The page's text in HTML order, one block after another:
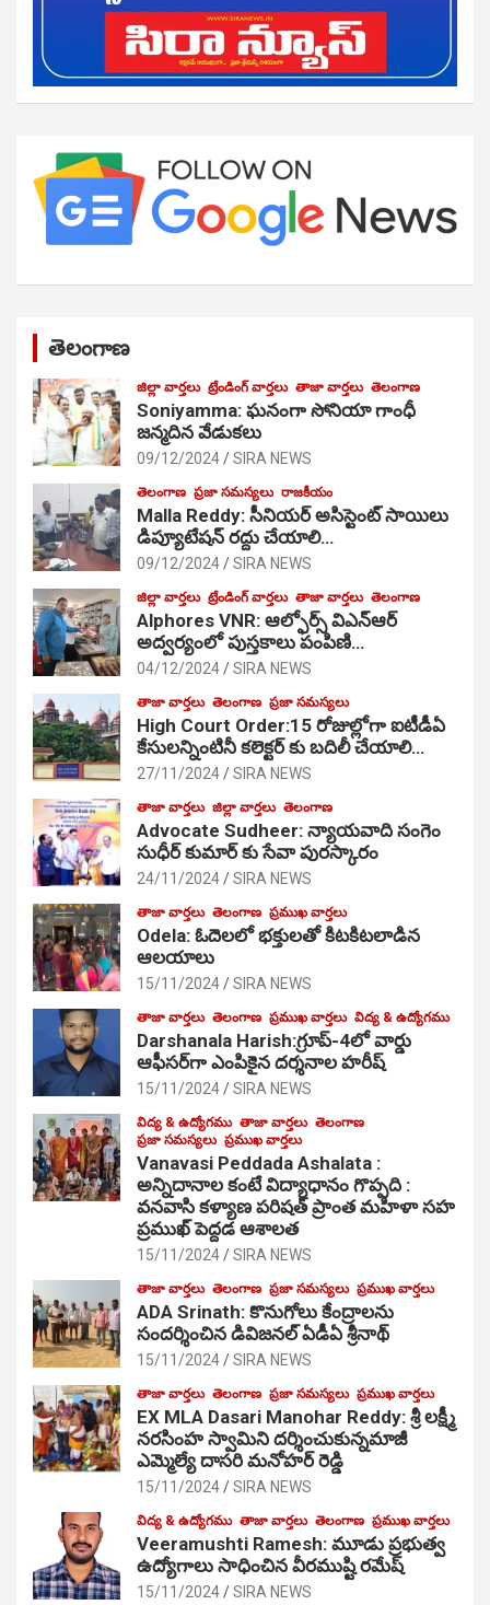
తెలంగాణ
జిల్లా వార్తలు ట్రేండింగ్ వార్తలు తాజా వార్తలు తెలంగాణ
Soniyamma: ఘ‌నంగా సోనియా గాంధీ
జ‌న్మ‌దిన వేడుక‌లు
09/12/2024 SIRA NEWS
తెలంగాణ ప్రజా సమస్యలు రాజకీయం
Malla Reddy: సీనియర్ అసిస్టెంట్ సాయిలు
డిప్యూటేషన్ రద్దు చేయాలి…
09/12/2024 SIRA NEWS
జిల్లా వార్తలు ట్రేండింగ్ వార్తలు తాజా వార్తలు తెలంగాణ
Alphores VNR: ఆల్ఫోర్స్ విఎన్ఆర్
అద్వర్యంలో పుస్తకాలు పంపిణి…
04/12/2024 SIRA NEWS
తాజా వార్తలు తెలంగాణ ప్రజా సమస్యలు
High Court Order:15 రోజుల్లోగా ఐటీడీఏ
కేసులన్నింటినీ కలెక్టర్ కు బదిలీ చేయాలి…
27/11/2024 SIRA NEWS
తాజా వార్తలు జిల్లా వార్తలు తెలంగాణ
Advocate Sudheer: న్యాయవాది సంగెం
సుధీర్ కుమార్ కు సేవా పురస్కారం
24/11/2024 SIRA NEWS
తాజా వార్తలు తెలంగాణ ప్రముఖ వార్తలు
Odela: ఓదెల‌లో భక్తులతో కిటకిటలాడిన
ఆల‌యాలు
15/11/2024 SIRA NEWS
తాజా వార్తలు తెలంగాణ ప్రముఖ వార్తలు విద్య & ఉద్యోగము
Darshanala Harish:గ్రూప్-4లో వార్డు
ఆఫీసర్‌గా ఎంపికైన దర్శనాల హరీష్
15/11/2024 SIRA NEWS
విద్య & ఉద్యోగము తాజా వార్తలు తెలంగాణ
ప్రజా సమస్యలు ప్రముఖ వార్తలు
Vanavasi Peddada Ashalata :
అన్నిదానాల కంటే విద్యాధానం గొప్పది :
వనవాసి కళ్యాణ పరిషత్ ప్రాంత మహిళా సహ
ప్రముఖ్ పెద్దడ ఆశాలత
15/11/2024 SIRA NEWS
తాజా వార్తలు తెలంగాణ ప్రజా సమస్యలు ప్రముఖ వార్తలు
ADA Srinath: కొనుగోలు కేంద్రాల‌ను
సంద‌ర్శించిన డివిజనల్ ఏడీఏ శ్రీనాథ్
15/11/2024 SIRA NEWS
తాజా వార్తలు తెలంగాణ ప్రజా సమస్యలు ప్రముఖ వార్తలు
EX MLA Dasari Manohar Reddy: శ్రీ లక్ష్మీ
నరసింహ స్వామిని దర్శించుకున్నమాజీ
ఎమ్మెల్యే దాసరి మనోహర్ రెడ్డి
15/11/2024 SIRA NEWS
విద్య & ఉద్యోగము తాజా వార్తలు తెలంగాణ ప్రముఖ వార్తలు
Veeramushti Ramesh: మూడు ప్రభుత్వ
ఉద్యోగాలు సాధించిన వీరముష్టి రమేష్
15/11/2024 SIRA NEWS